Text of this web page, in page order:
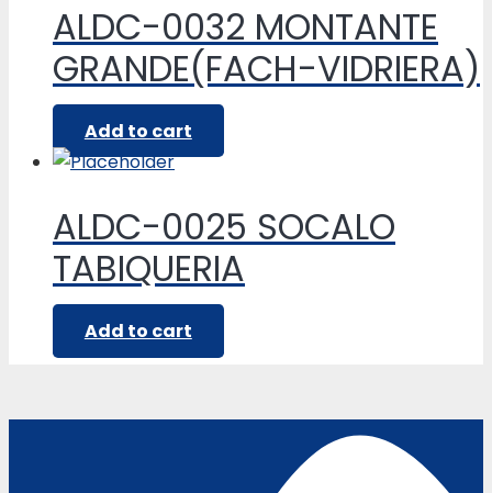
ALDC-0032 MONTANTE
GRANDE(FACH-VIDRIERA)
Add to cart
ALDC-0025 SOCALO
TABIQUERIA
Add to cart